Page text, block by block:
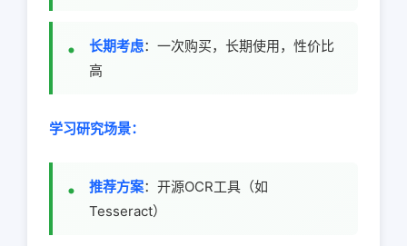
长期考虑：一次购买，长期使用，性价比
高
学习研究场景：
推荐方案：开源OCR工具（如
Tesseract）